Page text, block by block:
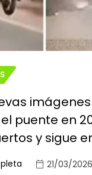
puente en
y sigue
21/03/2026